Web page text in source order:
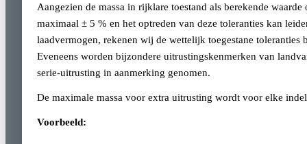
Aangezien de massa in rijklare toestand als berekende
maximaal ± 5 % en het optreden van deze toleranties kan
laadvermogen, rekenen wij de wettelijk toegestane
Eveneens worden bijzondere uitrustingskenmerken van
serie-uitrusting in aanmerking genomen.
De maximale massa voor extra uitrusting wordt voor elke
Voorbeeld: